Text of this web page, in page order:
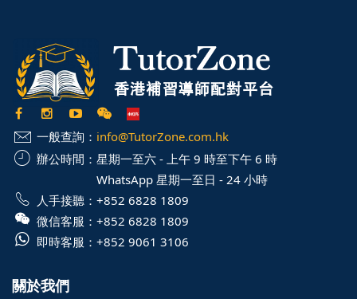
一般查詢： info@TutorZone.com.hk
辦公時間： 星期一至六 - 上午 9 時至下午 6 時
WhatsApp 星期一至日 - 24 小時
人手接聽： +852 6828 1809
微信客服： +852 6828 1809
即時客服： +852 9061 3106
關於我們